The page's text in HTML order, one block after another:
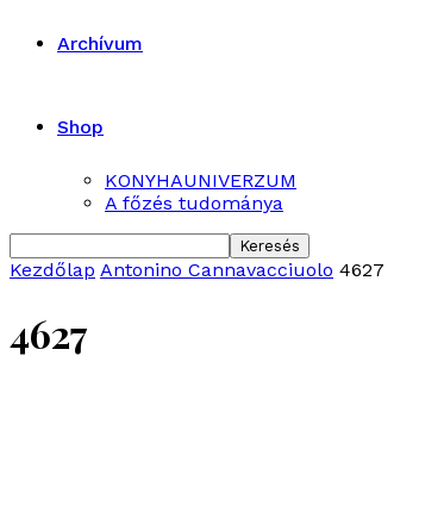
Archívum
Shop
KONYHAUNIVERZUM
A főzés tudománya
Kezdőlap Antonino Cannavacciuolo 4627
4627